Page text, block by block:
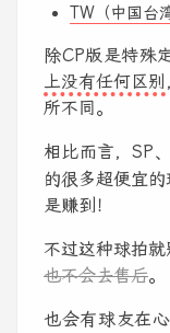
TW（中国台
除CP版是特殊
上没有任何区别
所不同。
相比而言，SP
的很多超便宜
是赚到！
不过这种球拍
也不会去售后。
也会有球友在